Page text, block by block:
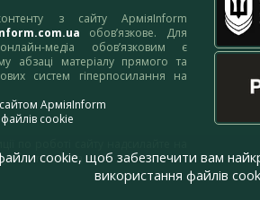
з сайту АрміяInform
обов’язкове. Для
медіа обов’язковим є
абзаці матеріалу прямого та
систем гіперпосилання на
АрміяInform
cookie
cookie, щоб забезпечити вам
використання файлів